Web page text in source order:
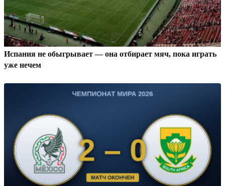
Испания не обыгрывает — она отбирает мяч, пока играть
уже нечем